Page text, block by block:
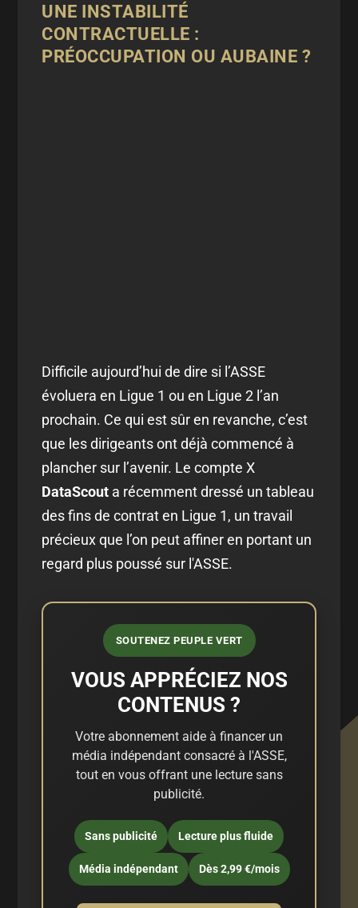
UNE INSTABILITÉ
CONTRACTUELLE :
PRÉOCCUPATION OU AUBAINE ?
Difficile aujourd’hui de dire si l’ASSE
évoluera en Ligue 1 ou en Ligue 2 l’an
prochain. Ce qui est sûr en revanche, c’est
que les dirigeants ont déjà commencé à
plancher sur l’avenir. Le compte X
DataScout a récemment dressé un tableau
des fins de contrat en Ligue 1, un travail
précieux que l’on peut affiner en portant un
regard plus poussé sur l'ASSE.
SOUTENEZ PEUPLE VERT
VOUS APPRÉCIEZ NOS
CONTENUS ?
Votre abonnement aide à financer un
média indépendant consacré à l'ASSE,
tout en vous offrant une lecture sans
publicité.
Sans publicité Lecture plus fluide
Média indépendant Dès 2,99 €/mois